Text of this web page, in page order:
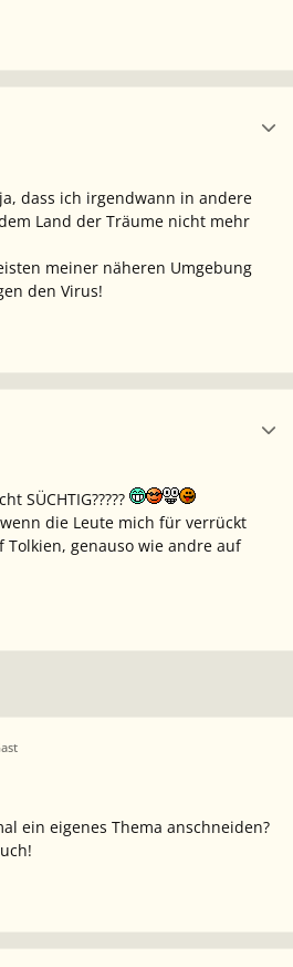
dass ich irgendwann in andere
Land der Träume nicht mehr
meiner näheren Umgebung
den Virus!
SÜCHTIG?????
die Leute mich für verrückt
genauso wie andre auf
ein eigenes Thema anschneiden?